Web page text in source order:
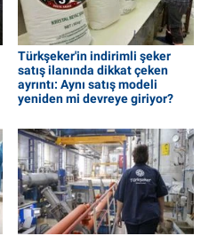
Türkşeker'in indirimli şeker
satış ilanında dikkat çeken
ayrıntı: Aynı satış modeli
yeniden mi devreye giriyor?